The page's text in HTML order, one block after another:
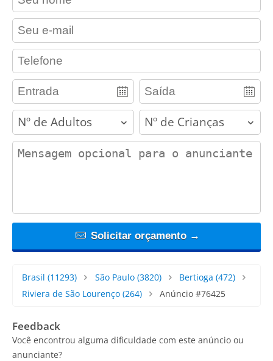
contact_email
contact_phone
adults children
contact_message
Solicitar orçamento →
Brasil (11293) São Paulo(3820) Bertioga (472)
Riviera de São Lourenço (264) Anúncio #76425
Feedback
Você encontrou alguma dificuldade com este anúncio ou
anunciante?